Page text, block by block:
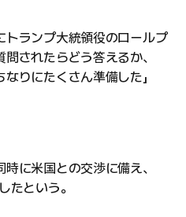
トランプ大統領役のロールプ
されたらどう答えるか、
りにたくさん準備した」
に米国との交渉に備え、
たという。